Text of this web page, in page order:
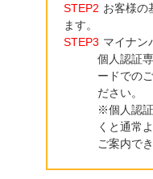
STEP2 お客様の
ます。
STEP3 マイナン
個人認証
ードでの
ださい。
※個人認
くと通常
ご案内でき